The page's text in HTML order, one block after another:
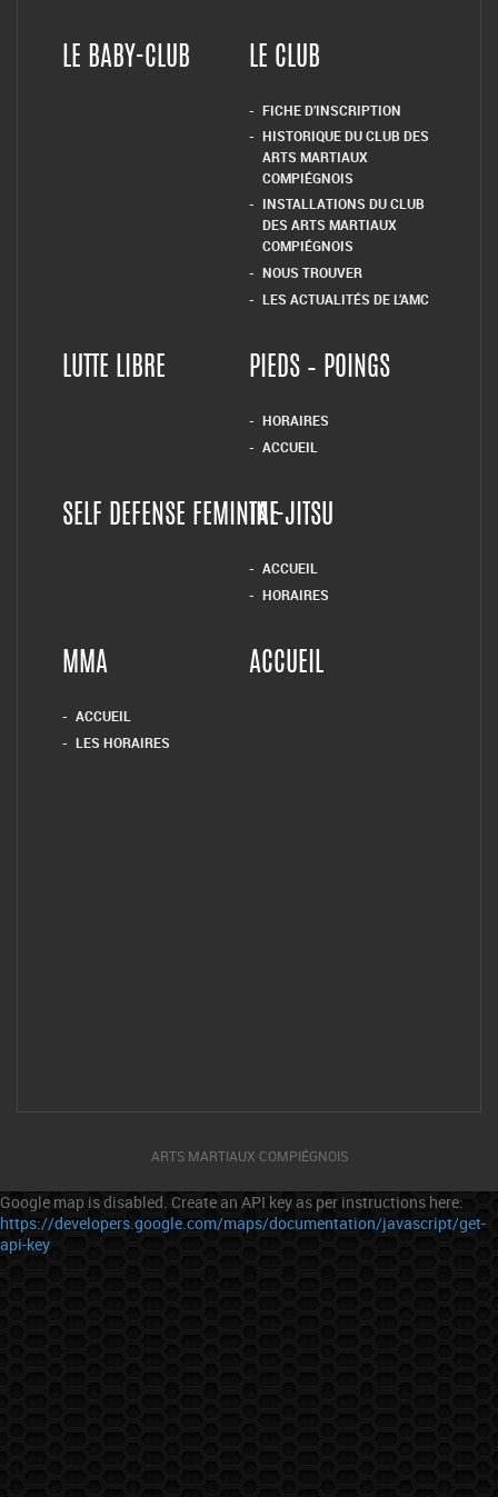
LE BABY-CLUB LE CLUB
FICHE D’INSCRIPTION
HISTORIQUE DU CLUB DES
ARTS MARTIAUX
COMPIÉGNOIS
INSTALLATIONS DU CLUB
DES ARTS MARTIAUX
COMPIÉGNOIS
NOUS TROUVER
LES ACTUALITÉS DE L’AMC
LUTTE LIBRE PIEDS – POINGS
HORAIRES
ACCUEIL
SELF DEFENSE FEMININETAI-JITSU
ACCUEIL
HORAIRES
MMA
ACCUEIL
LES HORAIRES
ACCUEIL
ARTS MARTIAUX COMPIÉGNOIS
Google map is disabled. Create an API key as per instructions here:
https://developers.google.com/maps/documentation/javascript/get-
api-key